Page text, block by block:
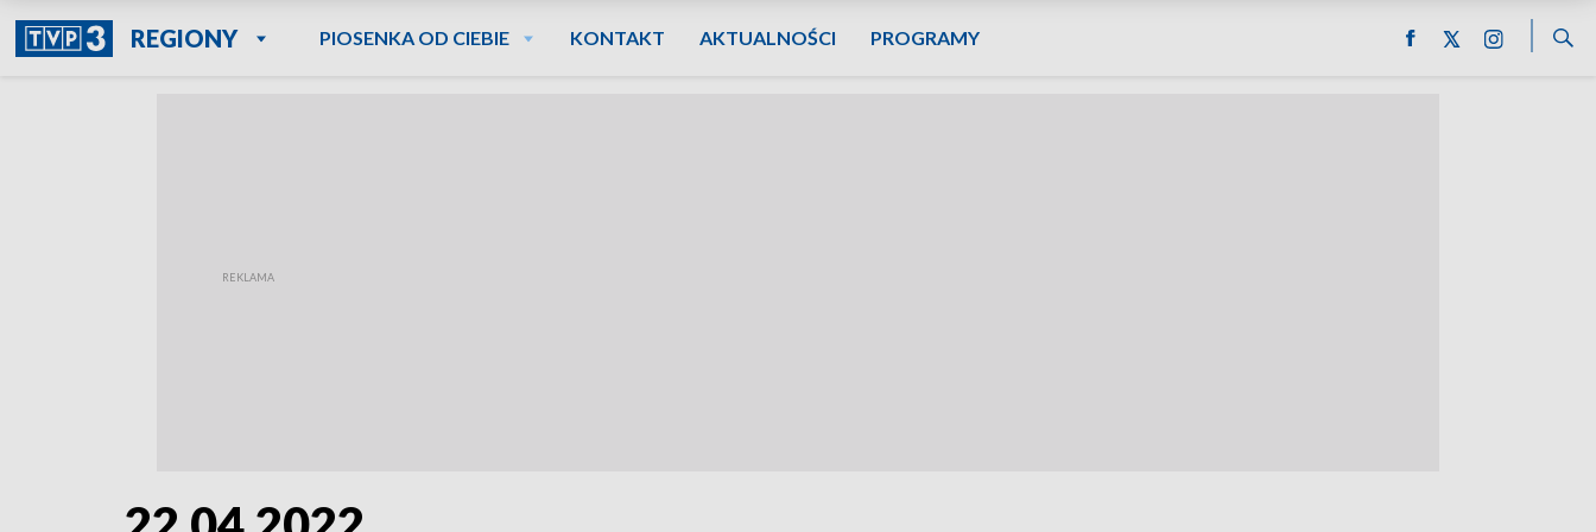
REGIONY PIOSENKA OD CIEBIE KONTAKT AKTUALNOŚCI PROGRAMY